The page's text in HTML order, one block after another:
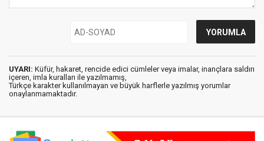
UYARI: Küfür, hakaret, rencide edici cümleler veya imalar, inançlara saldırı
içeren, imla kuralları ile yazılmamış,
Türkçe karakter kullanılmayan ve büyük harflerle yazılmış yorumlar
onaylanmamaktadır.